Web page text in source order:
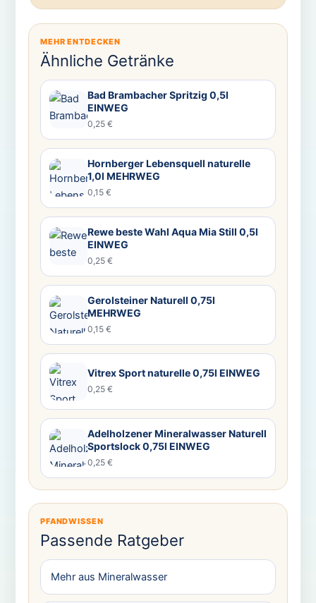
MEHR ENTDECKEN
Ähnliche Getränke
Bad Brambacher Spritzig 0,5l
EINWEG
0,25 €
Hornberger Lebensquell naturelle
1,0l MEHRWEG
0,15 €
Rewe beste Wahl Aqua Mia Still 0,5l
EINWEG
0,25 €
Gerolsteiner Naturell 0,75l
MEHRWEG
0,15 €
Vitrex Sport naturelle 0,75l EINWEG
0,25 €
Adelholzener Mineralwasser Naturell
Sportslock 0,75l EINWEG
0,25 €
PFANDWISSEN
Passende Ratgeber
Mehr aus Mineralwasser